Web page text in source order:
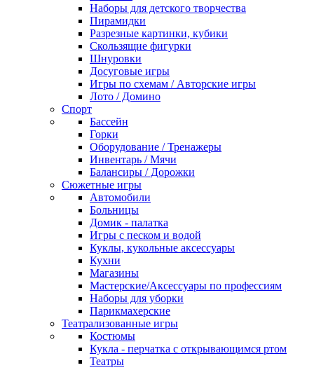
Наборы для детского творчества
Пирамидки
Разрезные картинки, кубики
Скользящие фигурки
Шнуровки
Досуговые игры
Игры по схемам / Авторские игры
Лото / Домино
Спорт
Бассейн
Горки
Оборудование / Тренажеры
Инвентарь / Мячи
Балансиры / Дорожки
Сюжетные игры
Автомобили
Больницы
Домик - палатка
Игры с песком и водой
Куклы, кукольные аксессуары
Кухни
Магазины
Мастерские/Аксессуары по профессиям
Наборы для уборки
Парикмахерские
Театрализованные игры
Костюмы
Кукла - перчатка с открывающимся ртом
Театры